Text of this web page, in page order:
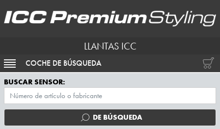
LLANTAS ICC
ACTIVAR NAVEGACIÓN
COCHE DE BÚSQUEDA
BUSCAR SENSOR:
DE BÚSQUEDA